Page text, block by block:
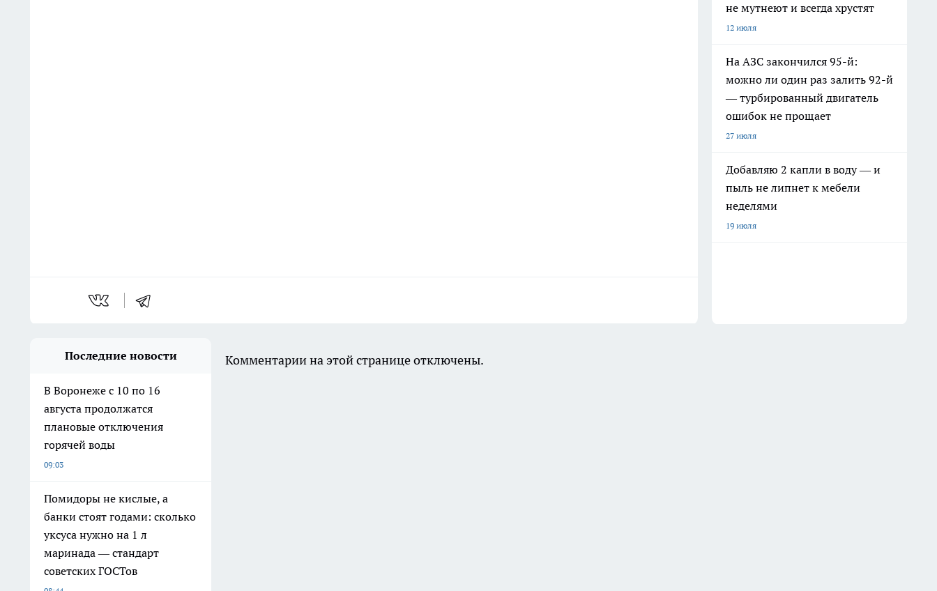
не мутнеют и всегда хрустят
12 июля
На АЗС закончился 95-й:
можно ли один раз залить 92-й
— турбированный двигатель
ошибок не прощает
27 июля
Добавляю 2 капли в воду — и
пыль не липнет к мебели
неделями
19 июля
Последние новости
В Воронеже с 10 по 16
августа продолжатся
плановые отключения
горячей воды
09:03
Помидоры не кислые, а
банки стоят годами: сколько
уксуса нужно на 1 л
маринада — стандарт
советских ГОСТов
Комментарии на этой странице отключены.